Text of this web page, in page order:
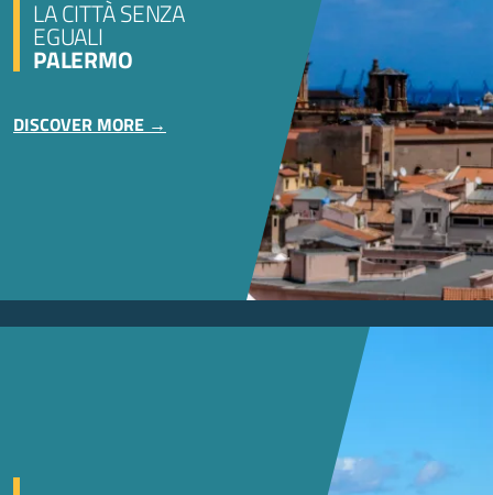
LA CITTÀ SENZA
EGUALI
PALERMO
DISCOVER MORE